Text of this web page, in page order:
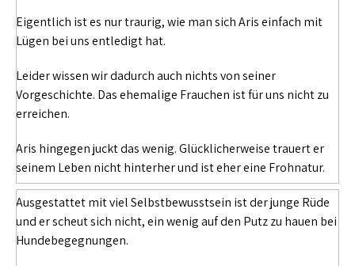
Eigentlich ist es nur traurig, wie man sich Aris einfach mit
Lügen bei uns entledigt hat.
Leider wissen wir dadurch auch nichts von seiner
Vorgeschichte. Das ehemalige Frauchen ist für uns nicht zu
erreichen.
Aris hingegen juckt das wenig. Glücklicherweise trauert er
seinem Leben nicht hinterher und ist eher eine Frohnatur.
Ausgestattet mit viel Selbstbewusstsein ist der junge Rüde
und er scheut sich nicht, ein wenig auf den Putz zu hauen bei
Hundebegegnungen.